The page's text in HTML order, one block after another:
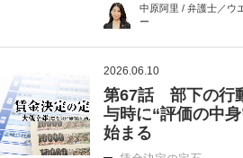
中原阿里 / 弁護士／ウ
ー
2026.06.10
第67話 部下の行
与時に“評価の中
始まる